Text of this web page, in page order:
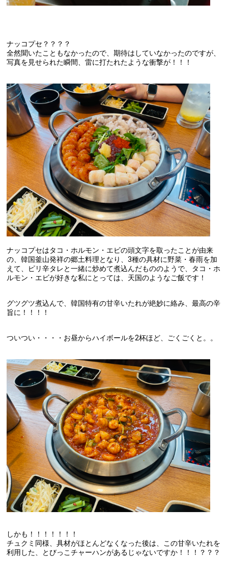
ナッコプセ？？？？
全然聞いたこともなかったので、期待はしていなかったのですが、
写真を見せられた瞬間、雷に打たれたような衝撃が！！！
ナッコプセはタコ・ホルモン・エビの頭文字を取ったことが由来
の、韓国釜山発祥の郷土料理となり、3種の具材に野菜・春雨を加
えて、ピリ辛タレと一緒に炒めて煮込んだもののようで、タコ・ホ
ルモン・エビが好きな私にとっては、天国のようなご飯です！
グツグツ煮込んで、韓国特有の甘辛いたれが絶妙に絡み、最高の辛
旨に！！！！
ついつい・・・・お昼からハイボールを2杯ほど、ごくごくと。。
しかも！！！！！！！
チュクミ同様、具材がほとんどなくなった後は、この甘辛いたれを
利用した、とびっこチャーハンがあるじゃないですか！！！？？？